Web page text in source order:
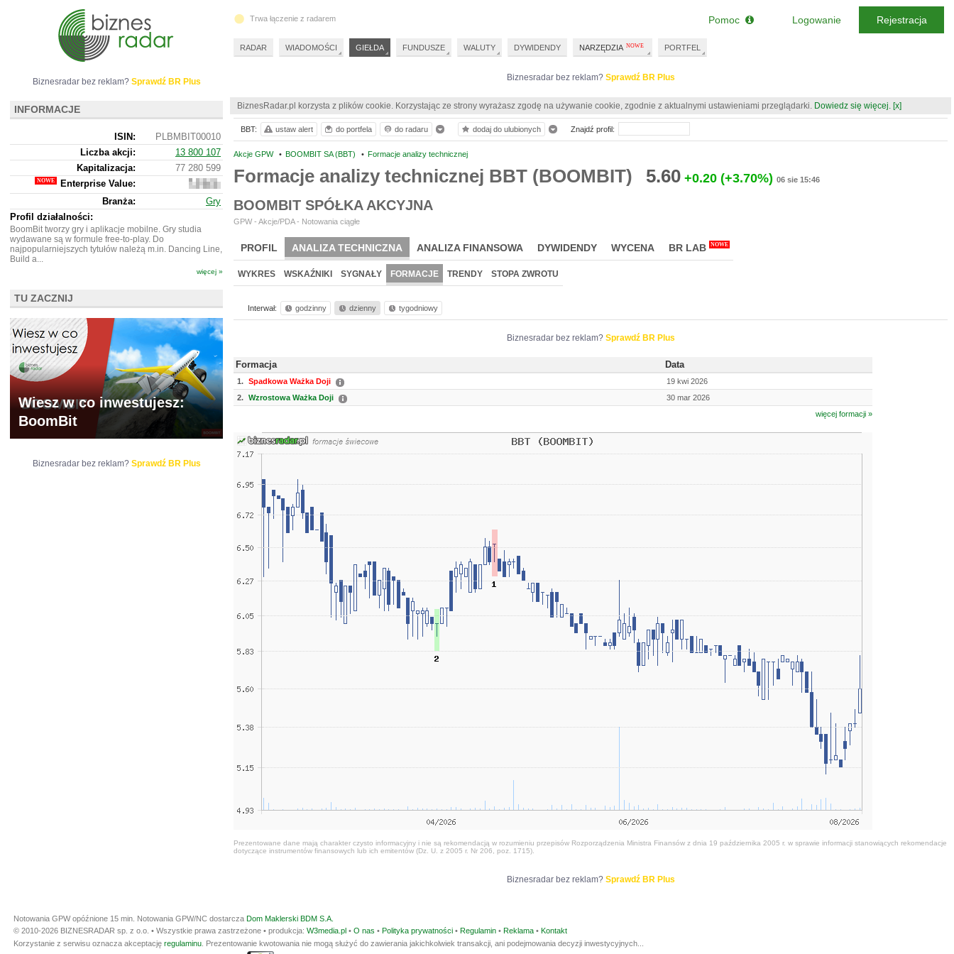
Biznesradar bez reklam? Sprawdź BR Plus
BiznesRadar.pl korzysta z plików cookie. Korzystając ze strony wyrażasz zgodę na używanie cookie, zgodnie z aktualnymi ustawieniami przeglądarki. Dowiedz się więcej. [x]
Akcje GPW • BOOMBIT SA (BBT) • Formacje analizy technicznej
Formacje analizy technicznej BBT (BOOMBIT) 5.60 +0.20 (+3.70%) 06 sie 15:46
BOOMBIT SPÓŁKA AKCYJNA
GPW - Akcje/PDA - Notowania ciągłe
PROFIL ANALIZA TECHNICZNA ANALIZA FINANSOWA DYWIDENDY WYCENA BR LAB NOWE
WYKRES WSKAŹNIKI SYGNAŁY FORMACJE TRENDY STOPA ZWROTU
Interwał: godzinny dzienny tygodniowy
Biznesradar bez reklam? Sprawdź BR Plus
Formacja Data
1. Spadkowa Ważka Doji
19 kwi 2026
2. Wzrostowa Ważka Doji
30 mar 2026
więcej formacji »
Prezentowane dane mają charakter czysto informacyjny i nie są rekomendacją w rozumieniu przepisów Rozporządzenia Ministra Finansów z dnia 19 października 2005 r. w sprawie informacji stanowiących rekomendacje
dotyczące instrumentów finansowych lub ich emitentów (Dz. U. z 2005 r. Nr 206, poz. 1715).
Biznesradar bez reklam? Sprawdź BR Plus
BBT: ustaw alert do portfela do radaru dodaj do ulubionych Znajdź profil:
Biznesradar bez reklam? Sprawdź BR Plus
INFORMACJE
ISIN:
PLBMBIT00010
Liczba akcji:
13 800 107
Kapitalizacja:
77 280 599
Enterprise Value:
63
729
599
Branża:
Gry
Profil działalności:
BoomBit tworzy gry i aplikacje mobilne. Gry studia
wydawane są w formule free-to-play. Do
najpopularniejszych tytułów należą m.in. Dancing Line,
Build a...
więcej »
TU ZACZNIJ
Wiesz w co inwestujesz:
BoomBit
Biznesradar bez reklam? Sprawdź BR Plus
Trwa łączenie z radarem
RADAR WIADOMOŚCI GIEŁDA FUNDUSZE WALUTY DYWIDENDY NARZĘDZIA PORTFEL
Pomoc Logowanie Rejestracja
Notowania GPW opóźnione 15 min. Notowania GPW/NC dostarcza Dom Maklerski BDM S.A.
© 2010-2026 BIZNESRADAR sp. z o.o. • Wszystkie prawa zastrzeżone • produkcja: W3media.pl • O nas • Polityka prywatności • Regulamin • Reklama • Kontakt
Korzystanie z serwisu oznacza akceptację regulaminu . Prezentowanie kwotowania nie mogą służyć do zawierania jakichkolwiek transakcji, ani podejmowania decyzji inwestycyjnych...